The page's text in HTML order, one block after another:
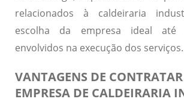
relacionados à caldeiraria
escolha da empresa ideal até
envolvidos na execução dos serviços.
VANTAGENS DE
EMPRESA DE CALDEIRARIA